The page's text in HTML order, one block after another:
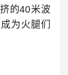
的40米波
为火腿们